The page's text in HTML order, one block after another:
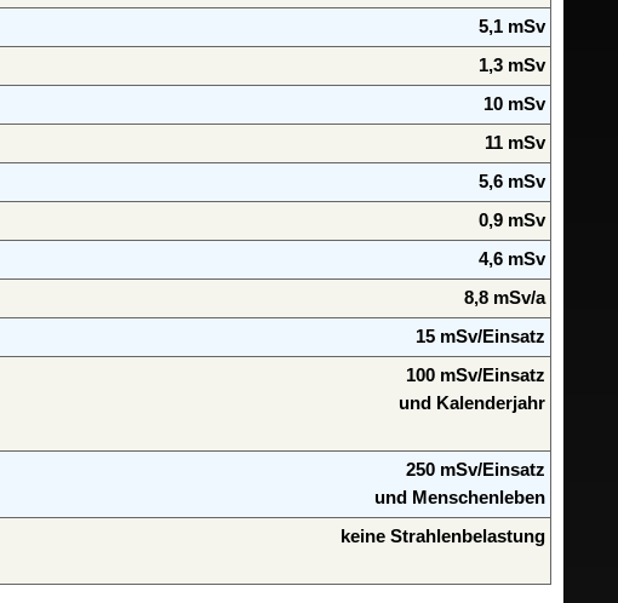
5,1 mSv
1,3 mSv
10 mSv
11 mSv
5,6 mSv
0,9 mSv
4,6 mSv
8,8 mSv/a
15 mSv/Einsatz
100 mSv/Einsatz
und Kalenderjahr
250 mSv/Einsatz
und Menschenleben
keine Strahlenbelastung